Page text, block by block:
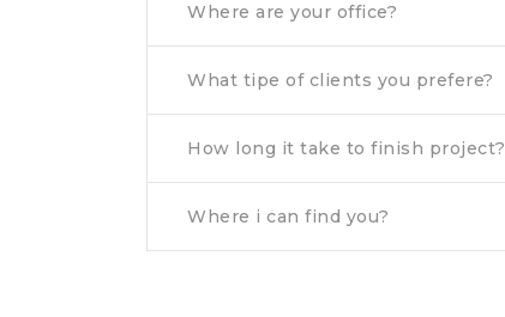
Where are your office?
What tipe of clients you prefere?
How long it take to finish project?
Where i can find you?